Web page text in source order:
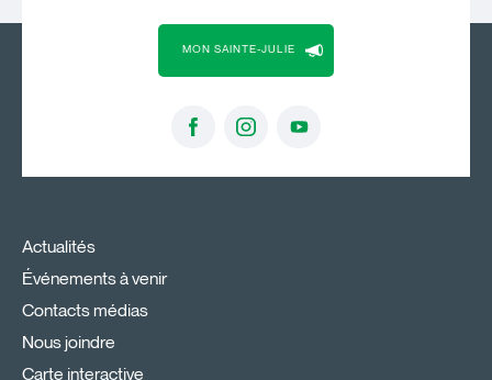
MON SAINTE-JULIE
Actualités
Événements à venir
Contacts médias
Nous joindre
Carte interactive